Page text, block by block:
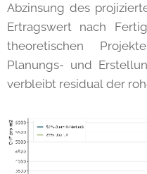
Abzinsung des
Ertragswert nach
theoretischen
Planungs- und
verbleibt residual der